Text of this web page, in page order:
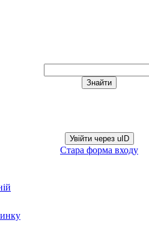
Увійти через uID
Стара форма входу